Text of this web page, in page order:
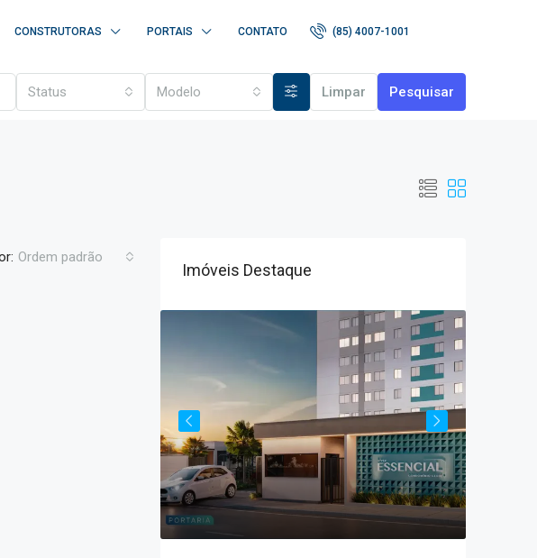
CONSTRUTORAS PORTAIS CONTATO (85) 4007-1001
Status Modelo Limpar Pesquisar
Ordem padrão
Imóveis Destaque